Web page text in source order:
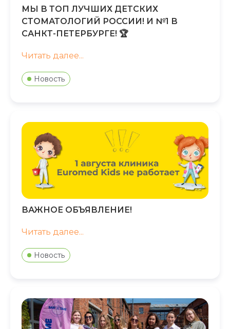
МЫ В ТОП ЛУЧШИХ ДЕТСКИХ
СТОМАТОЛОГИЙ РОССИИ! И №1 В
САНКТ-ПЕТЕРБУРГЕ! 🏆
Читать далее...
Новость
ВАЖНОЕ ОБЪЯВЛЕНИЕ!
Читать далее...
Новость